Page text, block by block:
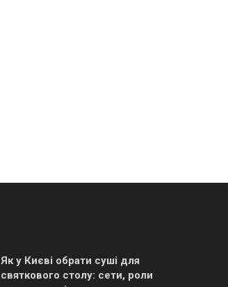
Як у Києві обрати суші для
святкового столу: сети, роли